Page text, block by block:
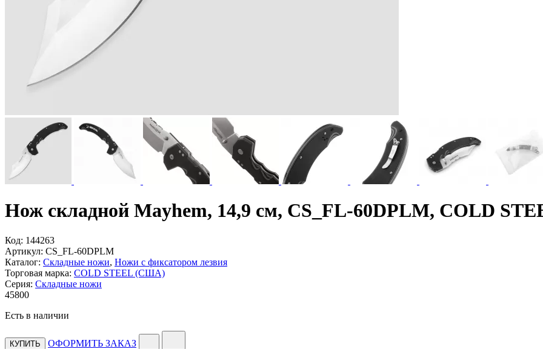
Нож складной Mayhem, 14,9 см, CS_FL-60DPLM, COLD
Код: 144263
Артикул: CS_FL-60DPLM
Каталог: Складные ножи, Ножи с фиксатором лезвия
Торговая марка: COLD STEEL (США)
Серия: Складные ножи
45800
Есть в наличии
КУПИТЬ
ОФОРМИТЬ ЗАКАЗ